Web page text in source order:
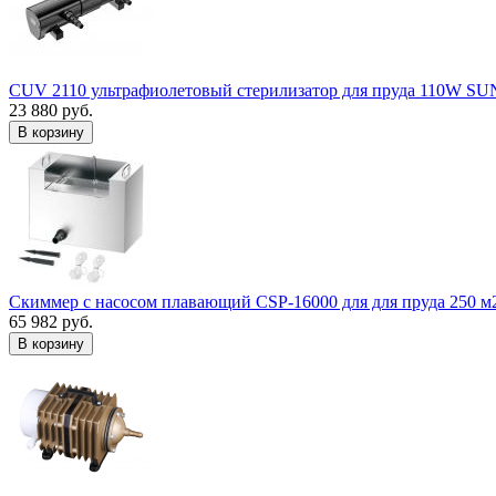
CUV 2110 ультрафиолетовый стерилизатор для пруда 110W
23 880 руб.
В корзину
Скиммер с насосом плавающий CSP-16000 для для пруда 250
65 982 руб.
В корзину